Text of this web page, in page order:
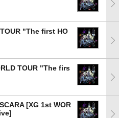
"The first HO
TOUR "The firs
[XG 1st WOR